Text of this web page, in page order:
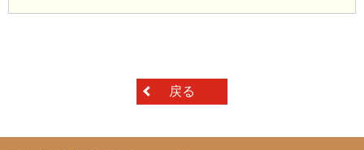
戻る